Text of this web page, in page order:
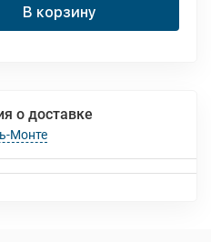
В корзину
о доставке
Монте